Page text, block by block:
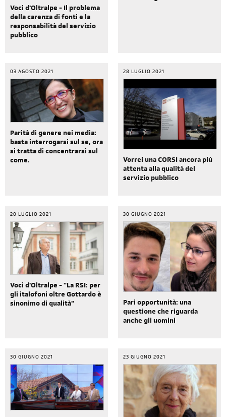
Voci d'Oltralpe - Il problema
della carenza di fonti e la
responsabilità del servizio
pubblico
03 AGOSTO 2021
Parità di genere nei media:
basta interrogarsi sul se, ora
si tratta di concentrarsi sul
come.
28 LUGLIO 2021
Vorrei una CORSI ancora più
attenta alla qualità del
servizio pubblico
20 LUGLIO 2021
Voci d'Oltralpe - "La RSI: per
gli italofoni oltre Gottardo è
sinonimo di qualità"
30 GIUGNO 2021
Pari opportunità: una
questione che riguarda
anche gli uomini
30 GIUGNO 2021 23 GIUGNO 2021